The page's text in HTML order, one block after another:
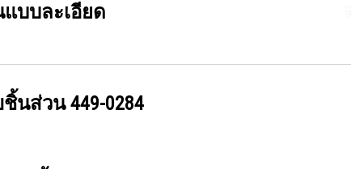
บบละเอียด
ชิ้นส่วน449-0284